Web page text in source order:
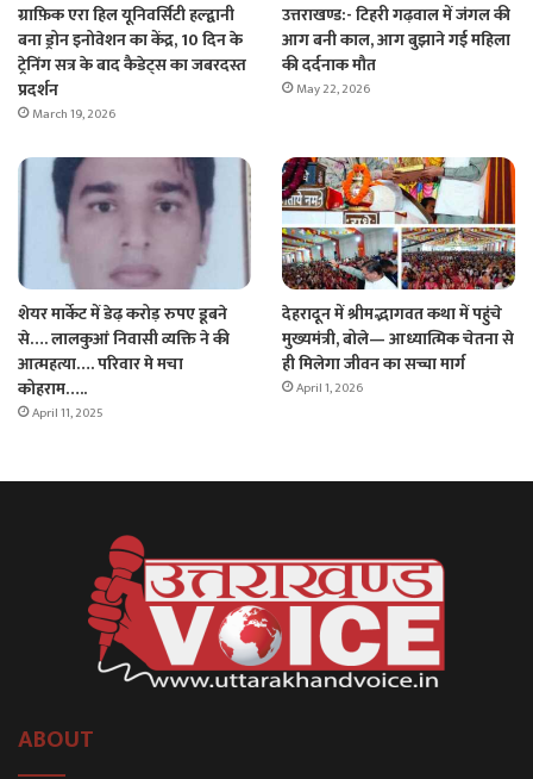
ग्राफ़िक एरा हिल यूनिवर्सिटी हल्द्वानी
बना ड्रोन इनोवेशन का केंद्र, 10 दिन के
ट्रेनिंग सत्र के बाद कैडेट्स का जबरदस्त
प्रदर्शन
March 19, 2026
उत्तराखण्ड:- टिहरी गढ़वाल में जंगल की
आग बनी काल, आग बुझाने गई महिला
की दर्दनाक मौत
May 22, 2026
शेयर मार्केट में डेढ़ करोड़ रुपए डूबने
से…. लालकुआं निवासी व्यक्ति ने की
आत्महत्या…. परिवार मे मचा
कोहराम…..
April 11, 2025
देहरादून में श्रीमद्भागवत कथा में पहुंचे
मुख्यमंत्री, बोले— आध्यात्मिक चेतना से
ही मिलेगा जीवन का सच्चा मार्ग
April 1, 2026
ABOUT